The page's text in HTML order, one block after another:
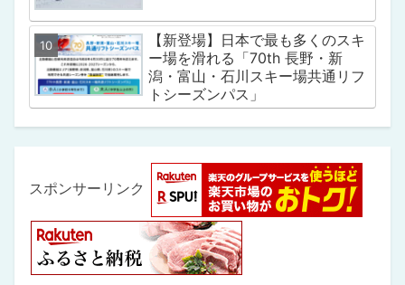
【新登場】日本で最も多くのスキ
ー場を滑れる「70th 長野・新
潟・富山・石川スキー場共通リフ
トシーズンパス」
スポンサーリンク